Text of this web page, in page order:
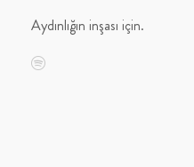
Aydınlığın inşası için.